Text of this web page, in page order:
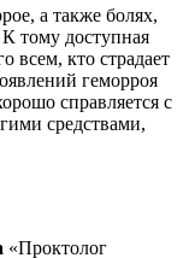
а также болях,
тому доступная
всем, кто страдает
геморроя
справляется с
средствами,
«Проктолог